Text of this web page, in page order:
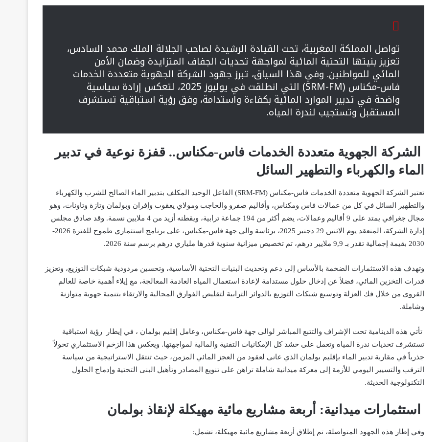
تواصل المملكة المغربية، تحت القيادة الرشيدة لصاحب الجلالة الملك محمد السادس،
تعزيز بنيتها التحتية المائية لمواجهة تحديات الجفاف المتزايدة وضمان الأمن
المائي للمواطنين. وفي هذا السياق، تبرز جهود الشركة الجهوية متعددة الخدمات
فاس-مكناس (SRM-FM) التي انطلقت في يوليوز 2025، لتعكس إرادة سياسية
واضحة في تدبير الموارد المائية بكفاءة واستدامة، وفق رؤية استباقية تستشرف
المستقبل وتستجيب لندرة المياه.
الشركة الجهوية متعددة الخدمات فاس-مكناس.. قفزة نوعية في تدبير
الماء والكهرباء والتطهير السائل
تعتبر الشركة الجهوية متعددة الخدمات فاس-مكناس (SRM-FM) الفاعل الوحيد المكلف بتدبير الماء الصالح للشرب والكهرباء
والتطهير السائل في كل من عمالات فاس ومكناس، وأقاليم صفرو والحاجب ومولاي يعقوب وإفران وبولمان وتازة وتاونات، وهو
مجال جغرافي يمتد على 9 أقاليم وعمالات، يضم أكثر من 194 جماعة ترابية، ويقطنه أزيد من 4 ملايين نسمة
. وقد صادق مجلس
إدارة الشركة، المنعقد يوم الاثنين 29 دجنبر 2025، برئاسة والي جهة فاس-مكناس، على برنامج استثماري طموح للفترة 2026-
2030 بقيمة إجمالية تقدر بـ
9,9 ملايير درهم ، تم تخصيص ميزانية سنوية قدرها ملياري درهم برسم سنة 2026 .
وتهدف هذه الاستثمارات الضخمة بالأساس إلى دعم وتحديث البنيات التحتية الأساسية، وتحسين مردودية شبكات التوزيع، وتعزيز
قدرات التخزين المائي، فضلاً عن إدخال حلول مستدامة لإعادة استعمال المياه العادمة المعالجة، مع إيلاء أهمية خاصة للعالم
القروي من خلال فك العزلة وتوسيع شبكات التوزيع بالدوائر الترابية لتقليص الفوارق المجالية والارتقاء بتنمية جهوية متوازنة
وشاملة.
تأتي هذه الدينامية تحت الإشراف والتتبع المباشر لوالى جهة فاس-مكناس، وعامل إقليم بولمان ، في إيطار رؤية استباقية
تستشرف تحديات ندرة المياه وتعمل على حشد كل الإمكانيات التقنية والمالية لمواجهتها. ويعكس هذا الزخم الاستثماري تحولاً
جذرياً في مقاربة تدبير الماء بإقليم بولمان الذي عانى لعقود من العجز المائي المزمن، حيث تنتقل الاستراتيجية من سياسة
الترقب والتسيير اليومي للأزمة إلى معركة ميدانية شاملة تراهن على تنويع المصادر وتأهيل البنى التحتية وإدماج الحلول
التكنولوجية الحديثة.
استثمارات ميدانية: أربعة مشاريع مائية مهيكلة لإنقاذ بولمان
وفي إطار هذه الجهود المتواصلة، تم إطلاق أربعة مشاريع مائية مهيكلة، تشمل: